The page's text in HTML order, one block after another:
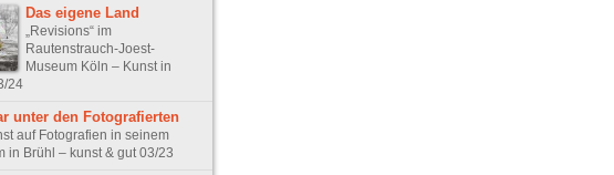
Das eigene Land
„Revisions“ im
Rautenstrauch-Joest-
Museum Köln – Kunst in
24
unter den Fotografierten
auf Fotografien in seinem
in Brühl – kunst & gut 03/23